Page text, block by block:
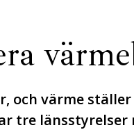
och värme
tre länsstyrelser